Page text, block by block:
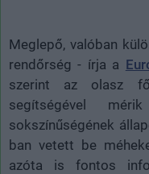
Meglepő, valóban
rendőrség - írja a
szerint az olasz
segítségével
sokszínűségének
ban vetett be
azóta is fontos